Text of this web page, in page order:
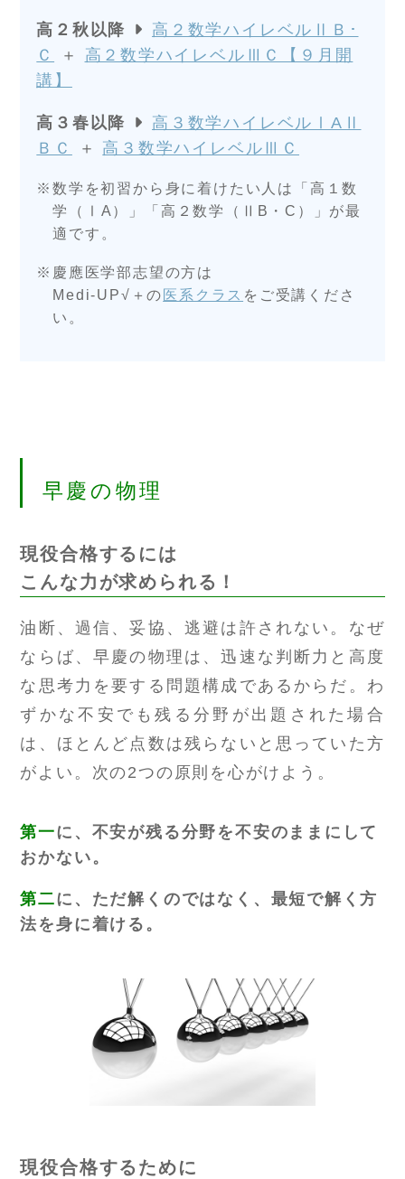
高２秋以降
高２数学ハイレベルⅡＢ･
Ｃ
＋ 高２数学ハイレベルⅢＣ【９月開
講】
高３春以降
高３数学ハイレベルⅠAⅡ
ＢＣ
＋ 高３数学ハイレベルⅢＣ
数学を初習から身に着けたい人は「高１数
学（ⅠA）」「高２数学（ⅡB・C）」が最
適です。
慶應医学部志望の方は
Medi-UP√＋の医系クラス をご受講くださ
い。
早慶の物理
現役合格するには
こんな力が求められる！
油断、過信、妥協、逃避は許されない。なぜ
ならば、早慶の物理は、迅速な判断力と高度
な思考力を要する問題構成であるからだ。わ
ずかな不安でも残る分野が出題された場合
は、ほとんど点数は残らないと思っていた方
がよい。次の2つの原則を心がけよう。
第一に、不安が残る分野を不安のままにして
おかない。
第二に、ただ解くのではなく、最短で解く方
法を身に着ける。
現役合格するために